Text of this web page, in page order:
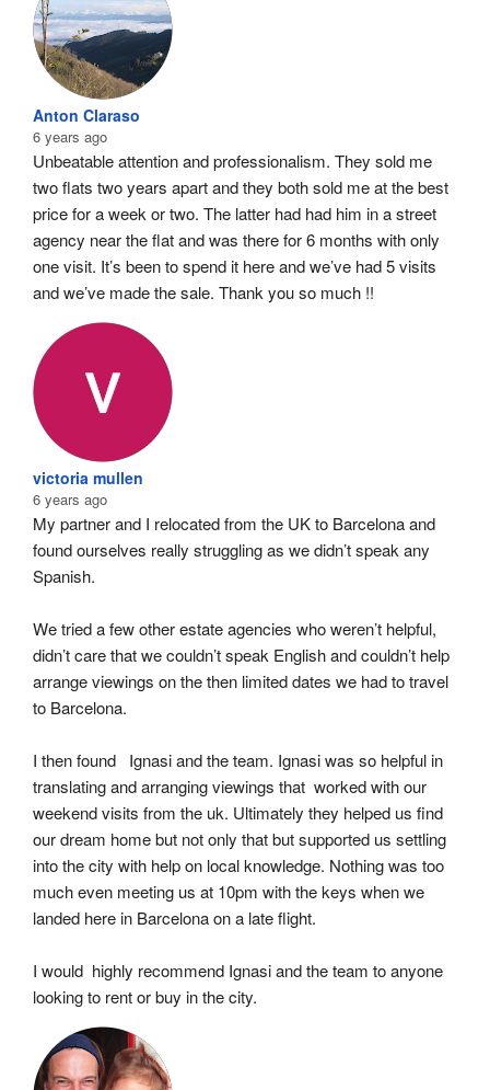
Anton Claraso
6 years ago
Unbeatable attention and professionalism. They sold me
two flats two years apart and they both sold me at the best
price for a week or two. The latter had had him in a street
agency near the flat and was there for 6 months with only
one visit. It’s been to spend it here and we’ve had 5 visits
and we’ve made the sale. Thank you so much !!
victoria mullen
6 years ago
My partner and I relocated from the UK to Barcelona and
found ourselves really struggling as we didn’t speak any
Spanish.
We tried a few other estate agencies who weren’t helpful,
didn’t care that we couldn’t speak English and couldn’t help
arrange viewings on the then limited dates we had to travel
to Barcelona.
I then found   Ignasi and the team. Ignasi was so helpful in
translating and arranging viewings that  worked with our
weekend visits from the uk. Ultimately they helped us find
our dream home but not only that but supported us settling
into the city with help on local knowledge. Nothing was too
much even meeting us at 10pm with the keys when we
landed here in Barcelona on a late flight.
I would  highly recommend Ignasi and the team to anyone
looking to rent or buy in the city.